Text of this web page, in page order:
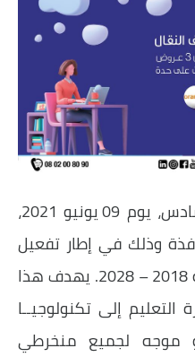
أطلقت مؤسسة محمد السادس، يوم 09 يونيو 2021،
وذلك في إطار تفعيل
مقتضيات مخططها للعشرية 2018 – 2028. يهدف هذا
التعليم إلى تكنولوجيــا
موجه لجميع منخرطي